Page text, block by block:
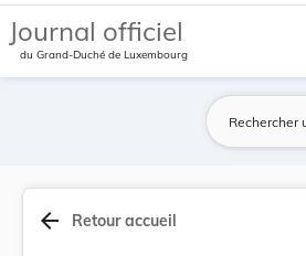
Journal officiel
du Grand-Duché de Luxembourg
arrow_back Retour accueil